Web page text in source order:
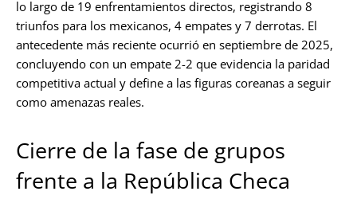
lo largo de 19 enfrentamientos directos, registrando 8
triunfos para los mexicanos, 4 empates y 7 derrotas. El
antecedente más reciente ocurrió en septiembre de 2025,
concluyendo con un empate 2-2 que evidencia la paridad
competitiva actual y define a las figuras coreanas a seguir
como amenazas reales.
Cierre de la fase de grupos
frente a la República Checa